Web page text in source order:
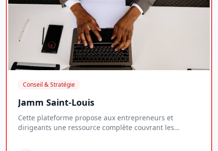
Conseil & Stratégie
Jamm Saint-Louis
Cette plateforme propose aux entrepreneurs et
dirigeants une ressource complète couvrant les